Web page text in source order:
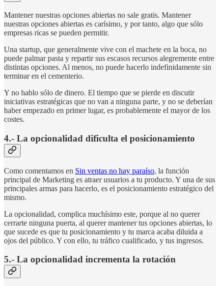
Mantener nuestras opciones abiertas no sale gratis. Mantener
nuestras opciones abiertas es carísimo, y por tanto, algo que sólo
empresas ricas se pueden permitir.
Una startup, que generalmente vive con el machete en la boca, no
puede palmar pasta y repartir sus escasos recursos alegremente entre
distintas opciones. Al menos, no puede hacerlo indefinidamente sin
terminar en el cementerio.
Y no hablo sólo de dinero. El tiempo que se pierde en discutir
iniciativas estratégicas que no van a ninguna parte, y no se deberían
haber empezado en primer lugar, es probablemente el mayor de los
costes.
4.- La opcionalidad dificulta el posicionamiento­
Como comentamos en Sin ventas no hay paraíso, la función
principal de Marketing es atraer usuarios a tu producto. Y una de sus
principales armas para hacerlo, es el posicionamiento estratégico del
mismo.
La opcionalidad, complica muchísimo este, porque al no querer
cerrarte ninguna puerta, al querer mantener tus opciones abiertas, lo
que sucede es que tu posicionamiento y tu marca acaba diluida a
ojos del público. Y con ello, tu tráfico cualificado, y tus ingresos.
5.- La opcionalidad incrementa la rotación